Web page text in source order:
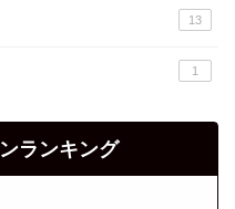
13
1
ランキング